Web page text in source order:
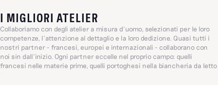
I MIGLIORI ATELIER
Collaboriamo con degli atelier a misura d’uomo, selezionati per le loro
competenze, l’attenzione al dettaglio e la loro dedizione. Quasi tutti i
nostri partner - francesi, europei e internazionali - collaborano con
noi sin dall’inizio. Ogni partner eccelle nel proprio campo: quelli
francesi nelle materie prime, quelli portoghesi nella biancheria da letto
(un’azienda centenaria a conduzione familiare, punto di riferimento